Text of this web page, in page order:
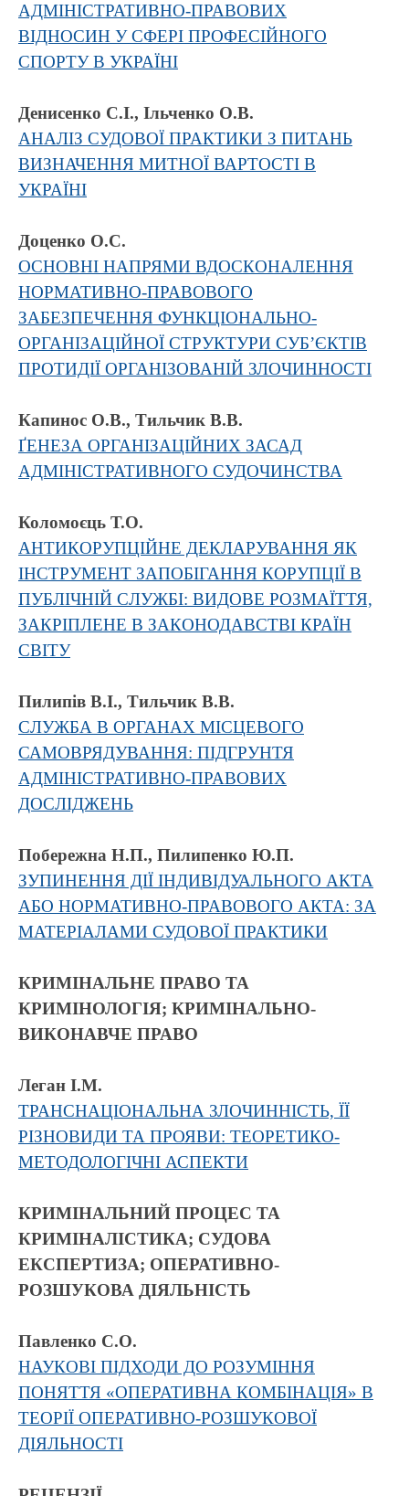
АДМІНІСТРАТИВНО-ПРАВОВИХ
ВІДНОСИН У СФЕРІ ПРОФЕСІЙНОГО
СПОРТУ В УКРАЇНІ
Денисенко С.І., Ільченко О.В.
АНАЛІЗ СУДОВОЇ ПРАКТИКИ З ПИТАНЬ
ВИЗНАЧЕННЯ МИТНОЇ ВАРТОСТІ В
УКРАЇНІ
Доценко О.С.
ОСНОВНІ НАПРЯМИ ВДОСКОНАЛЕННЯ
НОРМАТИВНО-ПРАВОВОГО
ЗАБЕЗПЕЧЕННЯ ФУНКЦІОНАЛЬНО-
ОРГАНІЗАЦІЙНОЇ СТРУКТУРИ СУБ’ЄКТІВ
ПРОТИДІЇ ОРГАНІЗОВАНІЙ ЗЛОЧИННОСТІ
Капинос О.В., Тильчик В.В.
ҐЕНЕЗА ОРГАНІЗАЦІЙНИХ ЗАСАД
АДМІНІСТРАТИВНОГО СУДОЧИНСТВА
Коломоєць Т.О.
АНТИКОРУПЦІЙНЕ ДЕКЛАРУВАННЯ ЯК
ІНСТРУМЕНТ ЗАПОБІГАННЯ КОРУПЦІЇ В
ПУБЛІЧНІЙ СЛУЖБІ: ВИДОВЕ РОЗМАЇТТЯ,
ЗАКРІПЛЕНЕ В ЗАКОНОДАВСТВІ КРАЇН
СВІТУ
Пилипів В.І., Тильчик В.В.
СЛУЖБА В ОРГАНАХ МІСЦЕВОГО
САМОВРЯДУВАННЯ: ПІДГРУНТЯ
АДМІНІСТРАТИВНО-ПРАВОВИХ
ДОСЛІДЖЕНЬ
Побережна Н.П., Пилипенко Ю.П.
ЗУПИНЕННЯ ДІЇ ІНДИВІДУАЛЬНОГО АКТА
АБО НОРМАТИВНО-ПРАВОВОГО АКТА: ЗА
МАТЕРІАЛАМИ СУДОВОЇ ПРАКТИКИ
КРИМІНАЛЬНЕ ПРАВО ТА
КРИМІНОЛОГІЯ; КРИМІНАЛЬНО-
ВИКОНАВЧЕ ПРАВО
Леган І.М.
ТРАНСНАЦІОНАЛЬНА ЗЛОЧИННІСТЬ, ЇЇ
РІЗНОВИДИ ТА ПРОЯВИ: ТЕОРЕТИКО-
МЕТОДОЛОГІЧНІ АСПЕКТИ
КРИМІНАЛЬНИЙ ПРОЦЕС ТА
КРИМІНАЛІСТИКА; СУДОВА
ЕКСПЕРТИЗА; ОПЕРАТИВНО-
РОЗШУКОВА ДІЯЛЬНІСТЬ
Павленко С.О.
НАУКОВІ ПІДХОДИ ДО РОЗУМІННЯ
ПОНЯТТЯ «ОПЕРАТИВНА КОМБІНАЦІЯ» В
ТЕОРІЇ ОПЕРАТИВНО-РОЗШУКОВОЇ
ДІЯЛЬНОСТІ